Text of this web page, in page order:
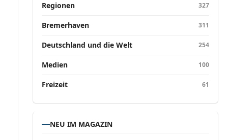
Regionen 327
Bremerhaven 311
Deutschland und die Welt 254
Medien 100
Freizeit 61
NEU IM MAGAZIN